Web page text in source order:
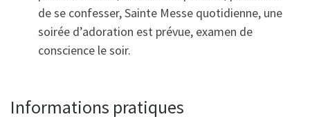
de se confesser, Sainte Messe quotidienne, une
soirée d’adoration est prévue, examen de
conscience le soir.
Informations pratiques